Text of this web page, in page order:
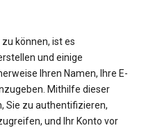
können, ist es
und einige
Ihren Namen, Ihre E-
Mithilfe dieser
Sie zu authentifizieren,
und Ihr Konto vor